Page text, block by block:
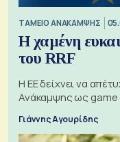
ΤΑΜΕΙΟ ΑΝΑΚΑΜΨΗΣ
Η χαμένη
του RRF
Η ΕΕ δείχνει να
Ανάκαμψης ως
Γιάννης Αγουρίδης